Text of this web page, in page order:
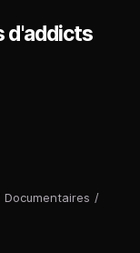
Documentaires /
d'addicts